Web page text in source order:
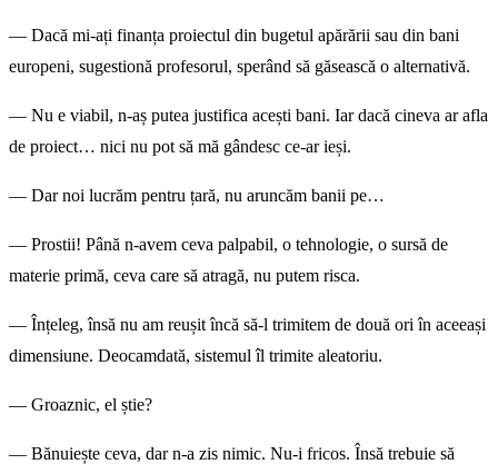
— Dacă mi-ați finanța proiectul din bugetul apărării sau din bani
europeni, sugestionă profesorul, sperând să găsească o alternativă.
— Nu e viabil, n-aș putea justifica acești bani. Iar dacă cineva ar afla
de proiect… nici nu pot să mă gândesc ce-ar ieși.
— Dar noi lucrăm pentru țară, nu aruncăm banii pe…
— Prostii! Până n-avem ceva palpabil, o tehnologie, o sursă de
materie primă, ceva care să atragă, nu putem risca.
— Înțeleg, însă nu am reușit încă să-l trimitem de două ori în aceeași
dimensiune. Deocamdată, sistemul îl trimite aleatoriu.
— Groaznic, el știe?
— Bănuiește ceva, dar n-a zis nimic. Nu-i fricos. Însă trebuie să